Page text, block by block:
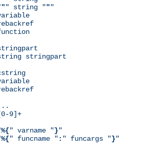
"" string """
stringpart
9]+
%{" varname "}"
%{" funcname " : " funcargs "}"